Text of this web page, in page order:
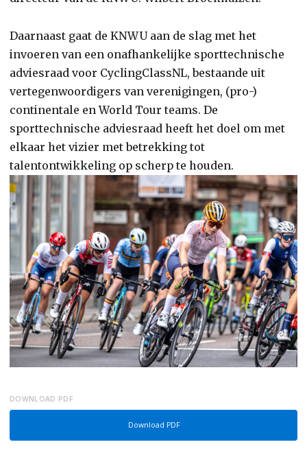
Daarnaast gaat de KNWU aan de slag met het
invoeren van een onafhankelijke sporttechnische
adviesraad voor CyclingClassNL, bestaande uit
vertegenwoordigers van verenigingen, (pro-)
continentale en World Tour teams. De
sporttechnische adviesraad heeft het doel om met
elkaar het vizier met betrekking tot
talentontwikkeling op scherp te houden.
DOWNLOAD PDF
Download PDF